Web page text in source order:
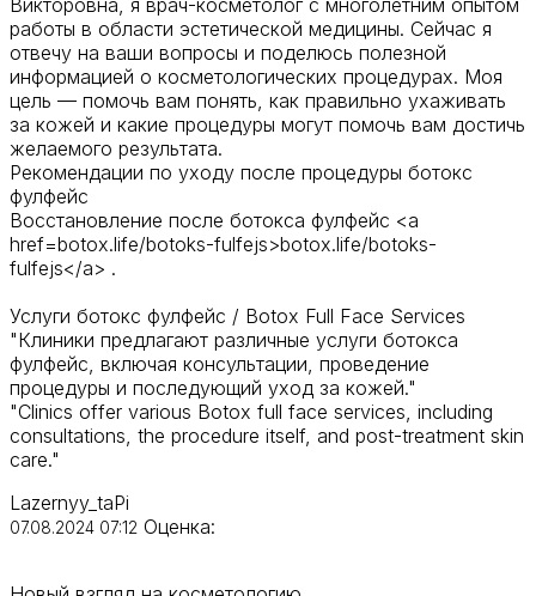
работы в области эстетической медицины. Сейчас я
отвечу на ваши вопросы и поделюсь полезной
информацией о косметологических процедурах. Моя
цель — помочь вам понять, как правильно ухаживать
за кожей и какие процедуры могут помочь вам достичь
желаемого результата.
Рекомендации по уходу после процедуры ботокс
фулфейс
Восстановление после ботокса фулфейс <a
href=botox.life/botoks-fulfejs>botox.life/botoks-
fulfejs</a> .
Услуги ботокс фулфейс / Botox Full Face Services
"Клиники предлагают различные услуги ботокса
фулфейс, включая консультации, проведение
процедуры и последующий уход за кожей."
"Clinics offer various Botox full face services, including
consultations, the procedure itself, and post-treatment skin
care."
Lazernyy_taPi
07.08.2024 07:12 Оценка: